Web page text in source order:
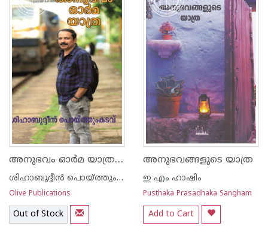
അനുഭവം ഓര്‍മ യാത്ര ശിഹാബുദ്ദീന്‍ പൊയ്ത്തുംകടവ്
ശിഹാബുദ്ദീന്‍ പൊയ്ത്തുംകടവ്
Olive Publications
Out of Stock
അനുഭവങ്ങളുടെ യാത്ര
ഇ എം ഹാഷിം
Pusthaka Prasadhaka Sangham
Add to Cart